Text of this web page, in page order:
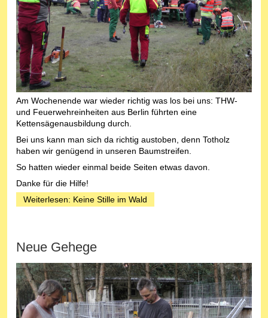
Am Wochenende war wieder richtig was los bei uns: THW-
und Feuerwehreinheiten aus Berlin führten eine
Kettensägenausbildung durch.
Bei uns kann man sich da richtig austoben, denn Totholz
haben wir genügend in unseren Baumstreifen.
So hatten wieder einmal beide Seiten etwas davon.
Danke für die Hilfe!
Weiterlesen: Keine Stille im Wald
Neue Gehege